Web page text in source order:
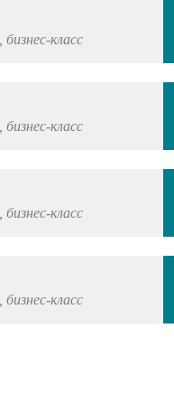
бизнес-класс
бизнес-класс
бизнес-класс
бизнес-класс